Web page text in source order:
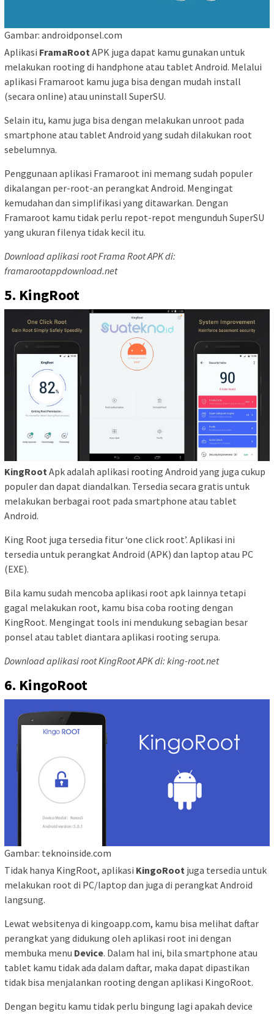
Gambar: androidponsel.com
Aplikasi FramaRoot APK juga dapat kamu gunakan untuk
melakukan rooting di handphone atau tablet Android. Melalui
aplikasi Framaroot kamu juga bisa dengan mudah install
(secara online) atau uninstall SuperSU.
Selain itu, kamu juga bisa dengan melakukan unroot pada
smartphone atau tablet Android yang sudah dilakukan root
sebelumnya.
Penggunaan aplikasi Framaroot ini memang sudah populer
dikalangan per-root-an perangkat Android. Mengingat
kemudahan dan simplifikasi yang ditawarkan. Dengan
Framaroot kamu tidak perlu repot-repot mengunduh SuperSU
yang ukuran filenya tidak kecil itu.
Download aplikasi root Frama Root APK di:
framarootappdownload.net
5. KingRoot
KingRoot Apk adalah aplikasi rooting Android yang juga cukup
populer dan dapat diandalkan. Tersedia secara gratis untuk
melakukan berbagai root pada smartphone atau tablet
Android.
King Root juga tersedia fitur ‘one click root’. Aplikasi ini
tersedia untuk perangkat Android (APK) dan laptop atau PC
(EXE).
Bila kamu sudah mencoba aplikasi root apk lainnya tetapi
gagal melakukan root, kamu bisa coba rooting dengan
KingRoot. Mengingat tools ini mendukung sebagian besar
ponsel atau tablet diantara aplikasi rooting serupa.
Download aplikasi root KingRoot APK di: king-root.net
6. KingoRoot
Gambar: teknoinside.com
Tidak hanya KingRoot, aplikasi KingoRoot juga tersedia untuk
melakukan root di PC/laptop dan juga di perangkat Android
langsung.
Lewat websitenya di kingoapp.com, kamu bisa melihat daftar
perangkat yang didukung oleh aplikasi root ini dengan
membuka menu Device. Dalam hal ini, bila smartphone atau
tablet kamu tidak ada dalam daftar, maka dapat dipastikan
tidak bisa menjalankan rooting dengan aplikasi KingoRoot.
Dengan begitu kamu tidak perlu bingung lagi apakah device